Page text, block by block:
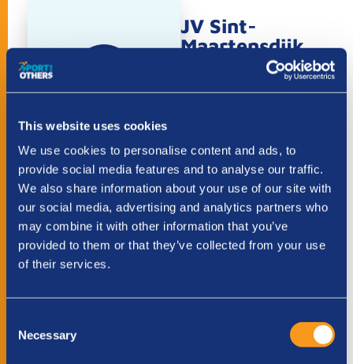
This website uses cookies
We use cookies to personalise content and ads, to
provide social media features and to analyse our traffic.
We also share information about your use of our site with
our social media, advertising and analytics partners who
may combine it with other information that you’ve
provided to them or that they’ve collected from your use
of their services.
Selection
Necessary
JV Sint-
Maartensdijk
STREEFBEDRAG: € 9000
87%
Outside
Dordrecht
STREEFBEDRAG: € 3000
46%
Anne-Linde &